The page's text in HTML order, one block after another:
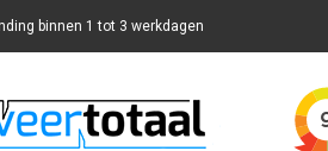
binnen 1 tot 3 werkdagen